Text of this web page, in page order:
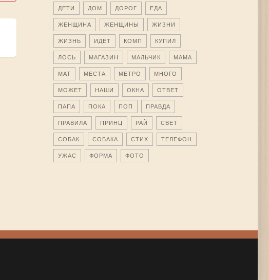
ДЕТИ ДОМ ДОРОГ ЕДА
ЖЕНЩИНА ЖЕНЩИНЫ ЖИЗНИ
ЖИЗНЬ ИДЕТ КОМП КУПИЛ
ЛОСЬ МАГАЗИН МАЛЬЧИК МАМА
МАТ МЕСТА МЕТРО МНОГО
МОЖЕТ НАШИ ОКНА ОТВЕТ
ПАПА ПОКА ПОП ПРАВДА
ПРАВИЛА ПРИНЦ РАЙ СВЕТ
СОБАК СОБАКА СТИХ ТЕЛЕФОН
УЖАС ФОРМА ФОТО